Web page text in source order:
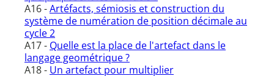
A16 -Artéfacts, sémiosis et construction du
système de numération de position décimale au
cycle 2
A17 - Quelle est la place de l'artefact dans le
langage geométrique ?
A18 - Un artefact pour multiplier